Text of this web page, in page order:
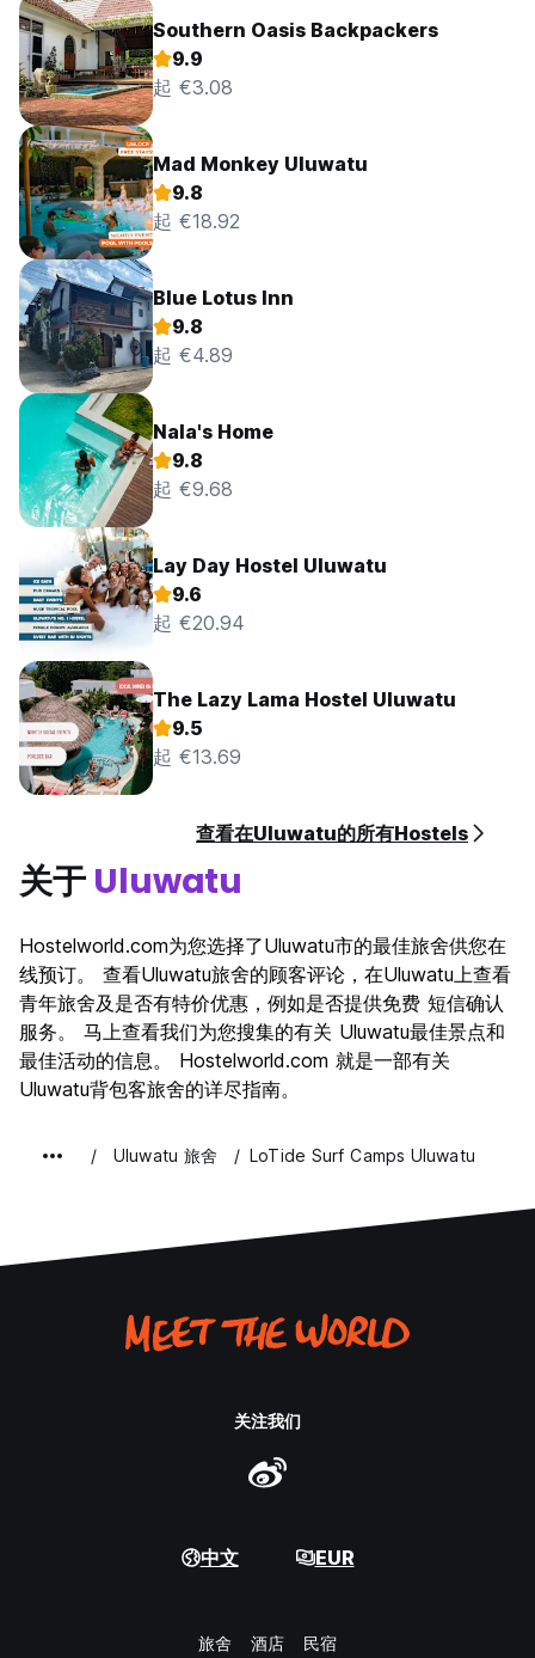
Southern Oasis Backpackers
9.9
起 €3.08
Mad Monkey Uluwatu
9.8
起 €18.92
Blue Lotus Inn
9.8
起 €4.89
Nala's Home
9.8
起 €9.68
Lay Day Hostel Uluwatu
9.6
起 €20.94
The Lazy Lama Hostel Uluwatu
9.5
起 €13.69
查看在Uluwatu的所有Hostels
关于 Uluwatu
Hostelworld.com为您选择了Uluwatu市的最佳旅舍供您在
线预订。 查看Uluwatu旅舍的顾客评论，在Uluwatu上查看
青年旅舍及是否有特价优惠，例如是否提供免费 短信确认
服务。 马上查看我们为您搜集的有关 Uluwatu最佳景点和
最佳活动的信息。 Hostelworld.com 就是一部有关
Uluwatu背包客旅舍的详尽指南。
Uluwatu 旅舍 LoTide Surf Camps Uluwatu
关注我们
中文 EUR
旅舍 酒店 民宿